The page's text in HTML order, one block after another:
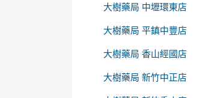
大樹藥局 中壢環東店
大樹藥局 平鎮中豐店
大樹藥局 香山經國店
大樹藥局 新竹中正店